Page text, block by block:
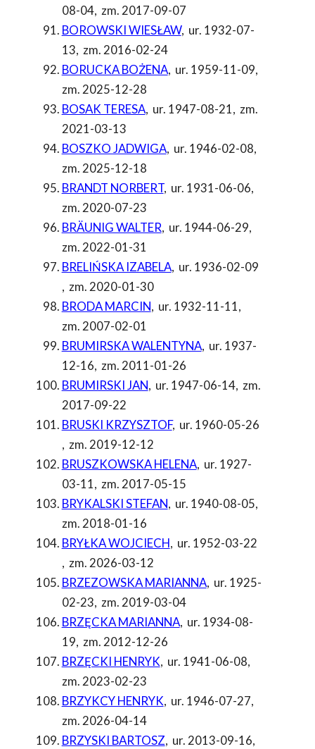
08-04, zm. 2017-09-07
BOROWSKI WIESŁAW, ur. 1932-07-
13, zm. 2016-02-24
BORUCKA BOŻENA, ur. 1959-11-09,
zm. 2025-12-28
BOSAK TERESA, ur. 1947-08-21, zm.
2021-03-13
BOSZKO JADWIGA, ur. 1946-02-08,
zm. 2025-12-18
BRANDT NORBERT, ur. 1931-06-06,
zm. 2020-07-23
BRÄUNIG WALTER, ur. 1944-06-29,
zm. 2022-01-31
BRELIŃSKA IZABELA, ur. 1936-02-09
, zm. 2020-01-30
BRODA MARCIN, ur. 1932-11-11,
zm. 2007-02-01
BRUMIRSKA WALENTYNA, ur. 1937-
12-16, zm. 2011-01-26
BRUMIRSKI JAN, ur. 1947-06-14, zm.
2017-09-22
BRUSKI KRZYSZTOF, ur. 1960-05-26
, zm. 2019-12-12
BRUSZKOWSKA HELENA, ur. 1927-
03-11, zm. 2017-05-15
BRYKALSKI STEFAN, ur. 1940-08-05,
zm. 2018-01-16
BRYŁKA WOJCIECH, ur. 1952-03-22
, zm. 2026-03-12
BRZEZOWSKA MARIANNA, ur. 1925-
02-23, zm. 2019-03-04
BRZĘCKA MARIANNA, ur. 1934-08-
19, zm. 2012-12-26
BRZĘCKI HENRYK, ur. 1941-06-08,
zm. 2023-02-23
BRZYKCY HENRYK, ur. 1946-07-27,
zm. 2026-04-14
BRZYSKI BARTOSZ, ur. 2013-09-16,